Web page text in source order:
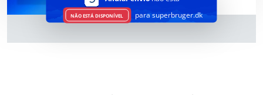
NÃO ESTÁ DISPONÍVEL para superbruger.dk